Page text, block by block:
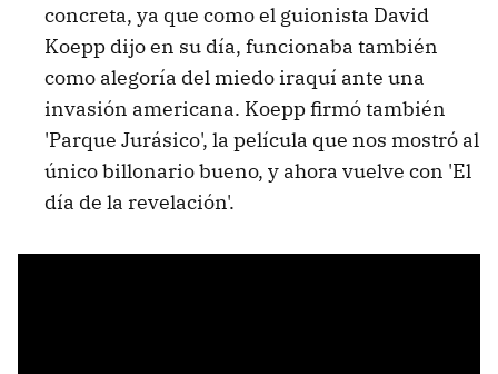
concreta, ya que como el guionista David
Koepp dijo en su día, funcionaba también
como alegoría del miedo iraquí ante una
invasión americana. Koepp firmó también
'Parque Jurásico', la película que nos mostró al
único billonario bueno, y ahora vuelve con 'El
día de la revelación'.